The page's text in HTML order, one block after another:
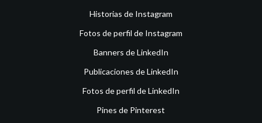
Historias de Instagram
Fotos de perfil de Instagram
Banners de LinkedIn
Publicaciones de LinkedIn
Fotos de perfil de LinkedIn
Pines de Pinterest